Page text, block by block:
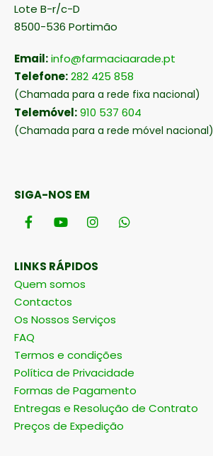
Lote B-r/c-D
8500-536 Portimão
Email:info@farmaciaarade.pt
Telefone:282 425 858
(Chamada para a rede fixa nacional)
Telemóvel:910 537 604
(Chamada para a rede móvel nacional)
SIGA-NOS EM
LINKS RÁPIDOS
Quem somos
Contactos
Os Nossos Serviços
FAQ
Termos e condições
Política de Privacidade
Formas de Pagamento
Entregas e Resolução de Contrato
Preços de Expedição